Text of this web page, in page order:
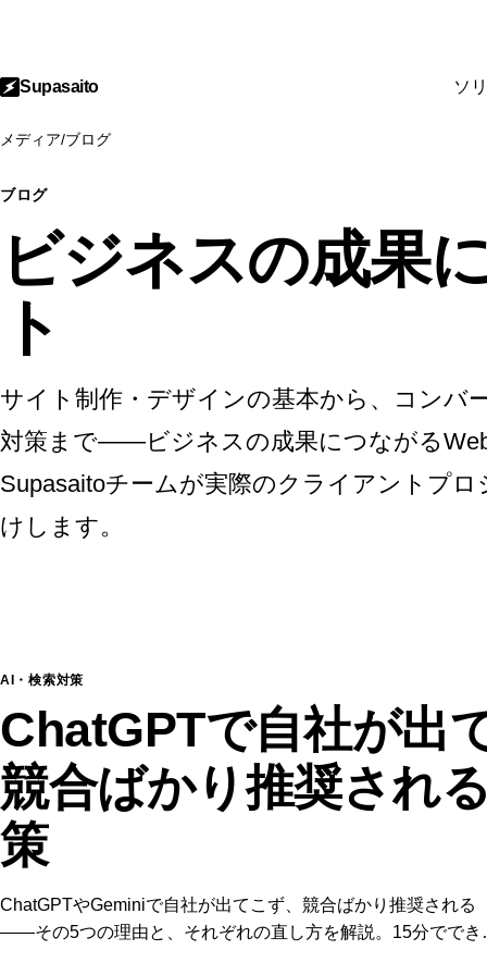
Supasaito ソ
メディア/ブログ
ブログ
ビジネスの成果
ト
サイト制作・デザインの基本から、コンバ
対策まで——ビジネスの成果につながるWeb
Supasaitoチームが実際のクライアントプ
けします。
AI・検索対策
ChatGPTで自社が出
競合ばかり推奨され
策
ChatGPTやGeminiで自社が出てこず、競合ばかり推奨される
——その5つの理由と、それぞれの直し方を解説。15分ででき